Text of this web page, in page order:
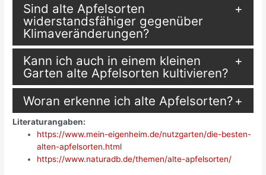
Sind alte Apfelsorten
widerstandsfähiger gegenüber
Klimaveränderungen?
Kann ich auch in einem kleinen
Garten alte Apfelsorten kultivieren?
Woran erkenne ich alte Apfelsorten?
Literaturangaben:
https://www.mein-eigenheim.de/nutzgarten/die-besten-
alten-apfelsorten.html
https://www.naturadb.de/themen/alte-apfelsorten/